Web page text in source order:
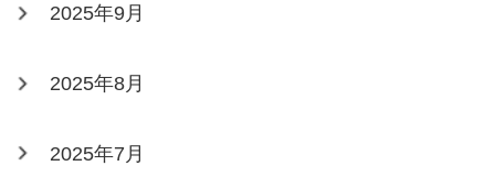
2025年9月
2025年8月
2025年7月